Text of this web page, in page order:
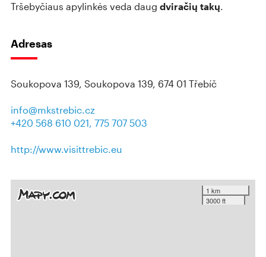
Tršebyčiaus apylinkės veda daug dviračių takų.
Adresas
Soukopova 139, Soukopova 139, 674 01 Třebíč
info@mkstrebic.cz
+420 568 610 021, 775 707 503
http://www.visittrebic.eu
1 km
3000 ft